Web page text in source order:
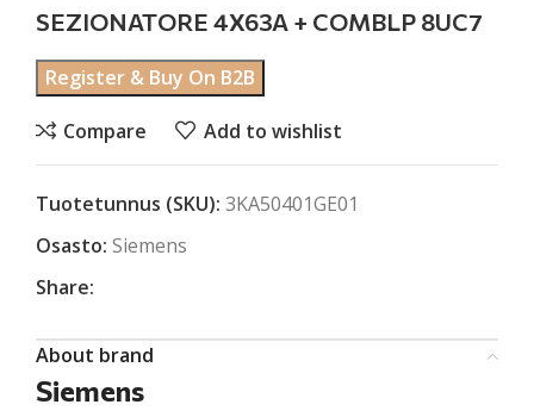
SEZIONATORE 4X63A + COMBLP 8UC7
Register & Buy On B2B
Compare Add to wishlist
Tuotetunnus (SKU): 3KA50401GE01
Osasto: Siemens
Share:
About brand
Siemens